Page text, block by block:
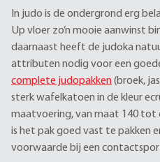
In judo is de ondergrond erg
Up vloer zo’n mooie aanwinst
daarnaast heeft de judoka
attributen nodig voor een
complete judopakken(broek,
sterk wafelkatoen in de kleur
maatvoering, van maat 140 tot
is het pak goed vast te pakken
voorwaarde bij een